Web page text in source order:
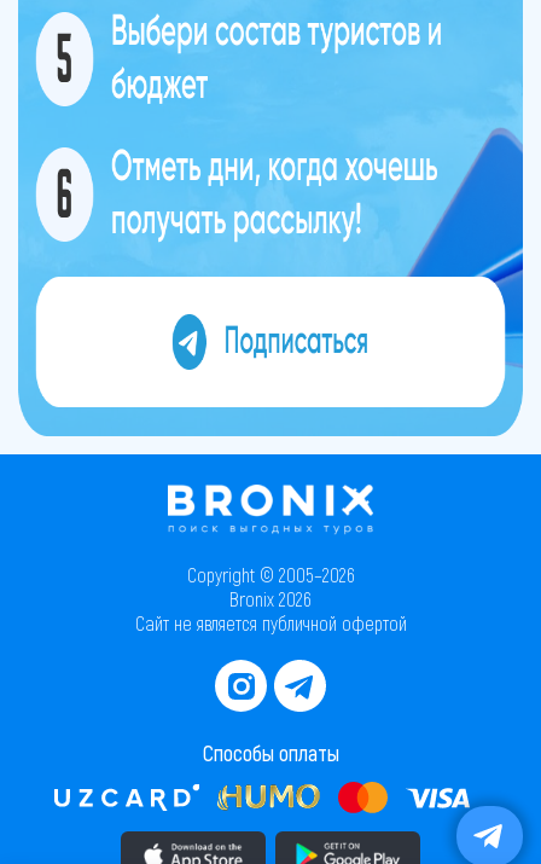
Copyright © 2005–2026
Bronix 2026
Сайт не является публичной офертой
Способы оплаты
Скачать приложение в AppStore Скачать приложение в PlayMarket